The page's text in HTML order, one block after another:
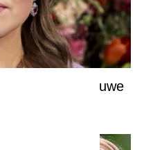
jaar oudere nieuwe